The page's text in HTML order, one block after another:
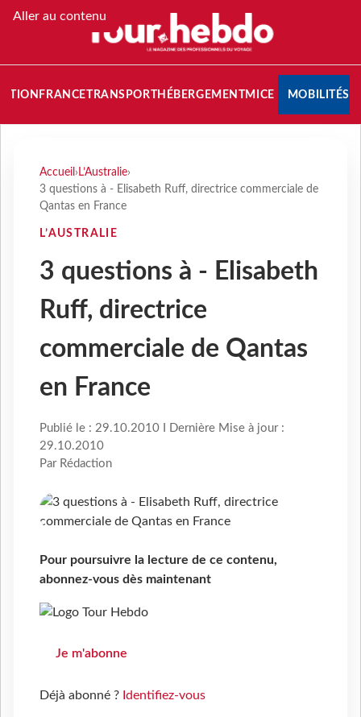
Aller au contenu
FRANCETRANSPORT HÉBERGEMENTMICE MOBILITÉS
Accueil › L’Australie›
3 questions à - Elisabeth Ruff, directrice commerciale de
Qantas en France
L’AUSTRALIE
3 questions à - Elisabeth
Ruff, directrice
commerciale de Qantas
en France
Publié le : 29.10.2010 I Dernière Mise à jour :
29.10.2010
Par Rédaction
Pour poursuivre la lecture de ce contenu,
abonnez-vous dès maintenant
Je m'abonne
Déjà abonné ? Identifiez-vous